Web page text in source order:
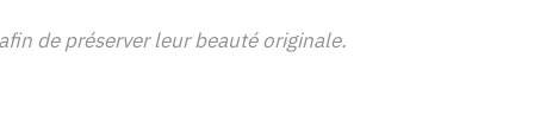
de préserver leur beauté originale.